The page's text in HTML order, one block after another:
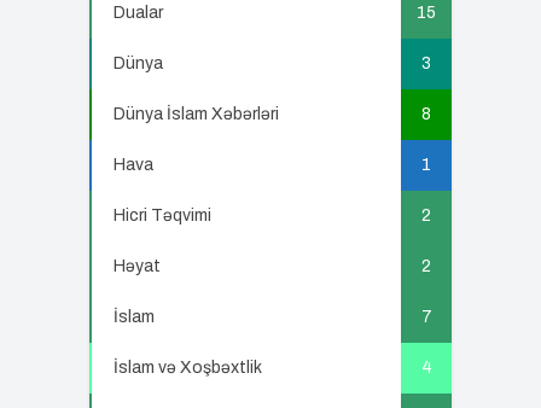
Dualar 15
Dünya 3
Dünya İslam Xəbərləri 8
Hava 1
Hicri Təqvimi 2
Həyat 2
İslam 7
İslam və Xoşbəxtlik 4